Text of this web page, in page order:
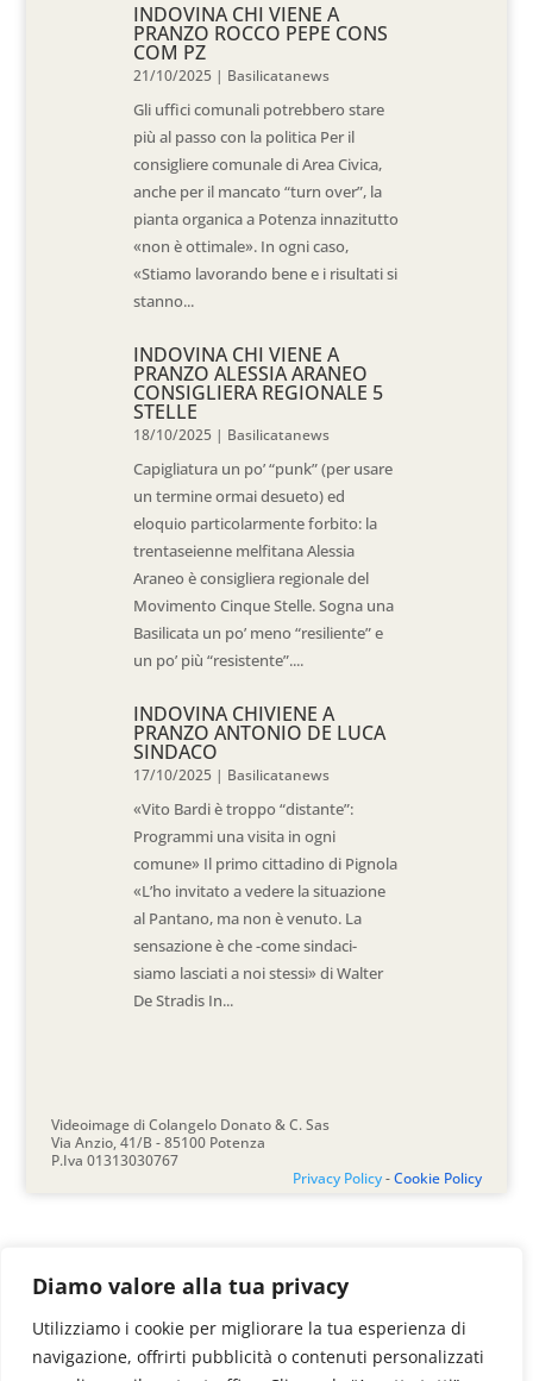
Diamo valore alla tua privacy
Utilizziamo i cookie per migliorare la tua esperienza di
navigazione, offrirti pubblicità o contenuti personalizzati
INDOVINA CHI VIENE A
PRANZO ROCCO PEPE CONS
COM PZ
21/10/2025 | Basilicatanews
Gli uffici comunali potrebbero stare
più al passo con la politica Per il
consigliere comunale di Area Civica,
anche per il mancato “turn over”, la
pianta organica a Potenza innazitutto
«non è ottimale». In ogni caso,
«Stiamo lavorando bene e i risultati si
stanno...
INDOVINA CHI VIENE A
PRANZO ALESSIA ARANEO
CONSIGLIERA REGIONALE 5
STELLE
18/10/2025 | Basilicatanews
Capigliatura un po’ “punk” (per usare
un termine ormai desueto) ed
eloquio particolarmente forbito: la
trentaseienne melfitana Alessia
Araneo è consigliera regionale del
Movimento Cinque Stelle. Sogna una
Basilicata un po’ meno “resiliente” e
un po’ più “resistente”....
INDOVINA CHIVIENE A
PRANZO ANTONIO DE LUCA
SINDACO
17/10/2025 | Basilicatanews
«Vito Bardi è troppo “distante”:
Programmi una visita in ogni
comune» Il primo cittadino di Pignola
«L’ho invitato a vedere la situazione
al Pantano, ma non è venuto. La
sensazione è che -come sindaci-
siamo lasciati a noi stessi» di Walter
De Stradis In...
Videoimage di Colangelo Donato & C. Sas
Via Anzio, 41/B - 85100 Potenza
P.Iva 01313030767
Privacy Policy- Cookie Policy